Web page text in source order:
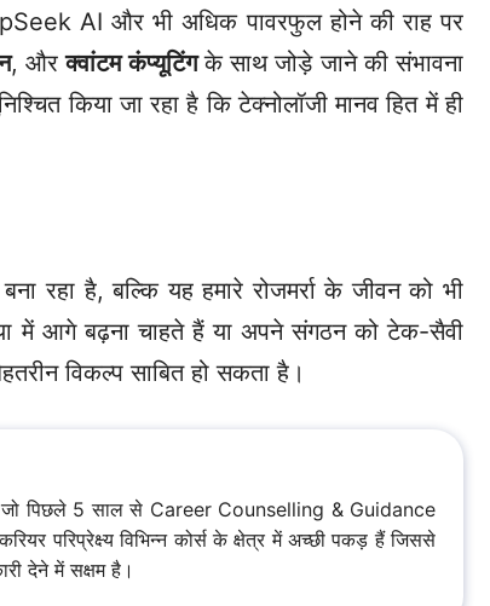
AI और भी अधिक पावरफुल होने की राह पर
, औरक्वांटम कंप्यूटिंगके साथ जोड़े जाने की संभावना
किया जा रहा है कि टेक्नोलॉजी मानव हित में ही
रहा है, बल्कि यह हमारे रोजमर्रा के जीवन को भी
में आगे बढ़ना चाहते हैं या अपने संगठन को टेक-सैवी
विकल्प साबित हो सकता है।
पिछले 5 साल से Career Counselling & Guidance
परिप्रेक्ष्य विभिन्न कोर्स के क्षेत्र में अच्छी पकड़ हैं जिससे
देने में सक्षम है।